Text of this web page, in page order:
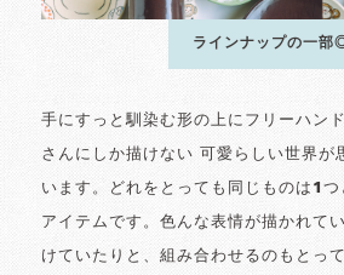
ラインナップの一部
手にすっと馴染む形の上にフリーハン
さんにしか描けない 可愛らしい世界が
います。どれをとっても同じものは1
アイテムです。色んな表情が描かれて
けていたりと、組み合わせるのもとっ